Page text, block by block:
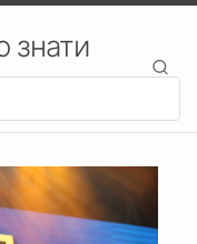
знати